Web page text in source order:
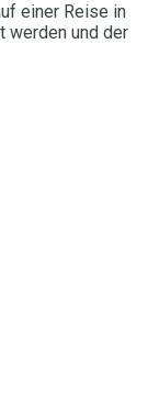
einer Reise in
werden und der